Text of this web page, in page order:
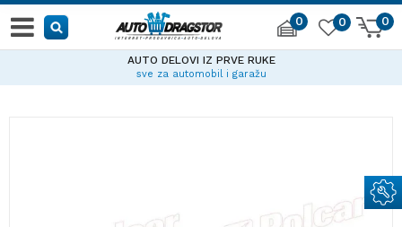
0 0
0
AUTO DELOVI IZ PRVE RUKE
sve za automobil i garažu